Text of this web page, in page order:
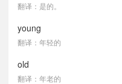
翻译：是的。
young
翻译：年轻的
old
翻译：年老的